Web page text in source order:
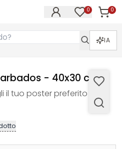
0 0
IA
- 40x30 cm
il tuo poster preferito